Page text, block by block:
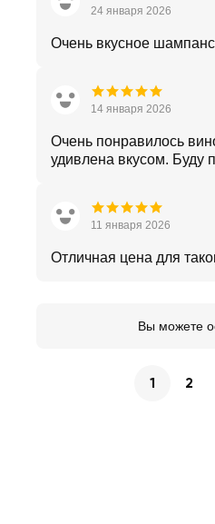
24 января 2026
Очень вкусное
14 января 2026
Очень понравилось
удивлена вкусом. Буду
11 января 2026
Отличная цена для
Вы можете
1 2